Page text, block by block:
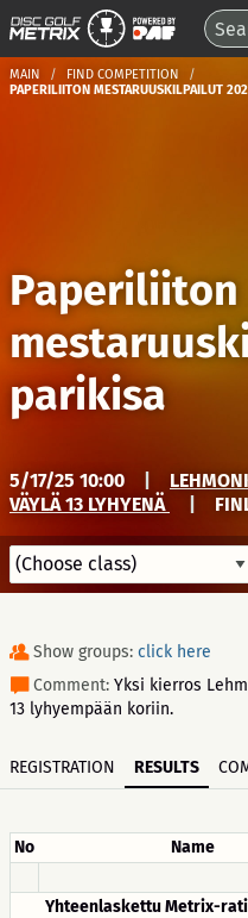
MAIN
FIND COMPETITION
PAPERILIITON MESTARUUSKILPAILUT
Paperiliiton
parikisa
5/17/25 10:00
VÄYLÄ 13 LYHYENÄ
Show groups: click here
Comment: Yksi kierros
13 lyhyempään koriin.
REGISTRATION RESULTS
No Name
Yhteenlaskettu Metrix-